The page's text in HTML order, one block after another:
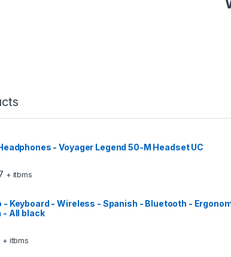
- Voyager Legend 50-M Headset UC
+ itbms
- Keyboard - Wireless - Spanish - Bluetooth -
- All black
+ itbms